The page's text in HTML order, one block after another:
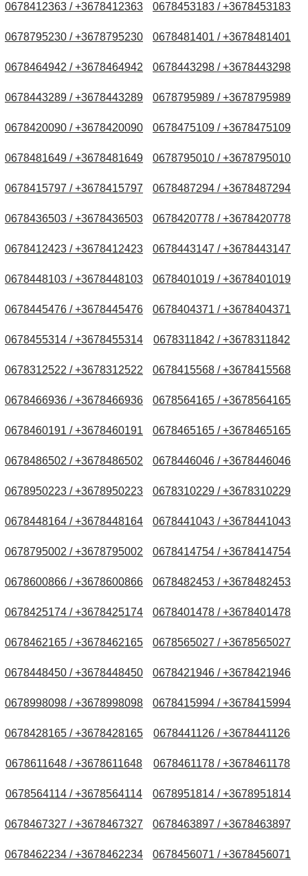
0678412363 / +3678412363 0678453183 / +3678453183
0678795230 / +3678795230 0678481401 / +3678481401
0678464942 / +3678464942 0678443298 / +3678443298
0678443289 / +3678443289 0678795989 / +3678795989
0678420090 / +3678420090 0678475109 / +3678475109
0678481649 / +3678481649 0678795010 / +3678795010
0678415797 / +3678415797 0678487294 / +3678487294
0678436503 / +3678436503 0678420778 / +3678420778
0678412423 / +3678412423 0678443147 / +3678443147
0678448103 / +3678448103 0678401019 / +3678401019
0678445476 / +3678445476 0678404371 / +3678404371
0678455314 / +3678455314 0678311842 / +3678311842
0678312522 / +3678312522 0678415568 / +3678415568
0678466936 / +3678466936 0678564165 / +3678564165
0678460191 / +3678460191 0678465165 / +3678465165
0678486502 / +3678486502 0678446046 / +3678446046
0678950223 / +3678950223 0678310229 / +3678310229
0678448164 / +3678448164 0678441043 / +3678441043
0678795002 / +3678795002 0678414754 / +3678414754
0678600866 / +3678600866 0678482453 / +3678482453
0678425174 / +3678425174 0678401478 / +3678401478
0678462165 / +3678462165 0678565027 / +3678565027
0678448450 / +3678448450 0678421946 / +3678421946
0678998098 / +3678998098 0678415994 / +3678415994
0678428165 / +3678428165 0678441126 / +3678441126
0678611648 / +3678611648 0678461178 / +3678461178
0678564114 / +3678564114 0678951814 / +3678951814
0678467327 / +3678467327 0678463897 / +3678463897
0678462234 / +3678462234 0678456071 / +3678456071